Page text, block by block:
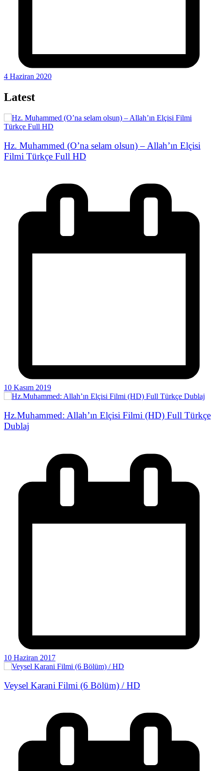
4 Haziran 2020
Latest
Hz. Muhammed (O’na selam olsun) – Allah’ın Elçisi
Filmi Türkçe Full HD
10 Kasım 2019
Hz.Muhammed: Allah’ın Elçisi Filmi (HD) Full Türkçe
Dublaj
10 Haziran 2017
Veysel Karani Filmi (6 Bölüm) / HD